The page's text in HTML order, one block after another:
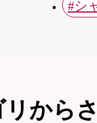
#シ
リから